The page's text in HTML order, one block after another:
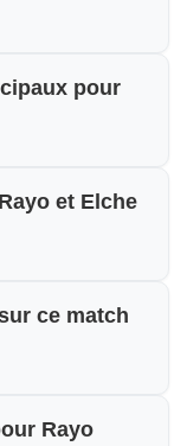
pour
et Elche
ce match
Rayo